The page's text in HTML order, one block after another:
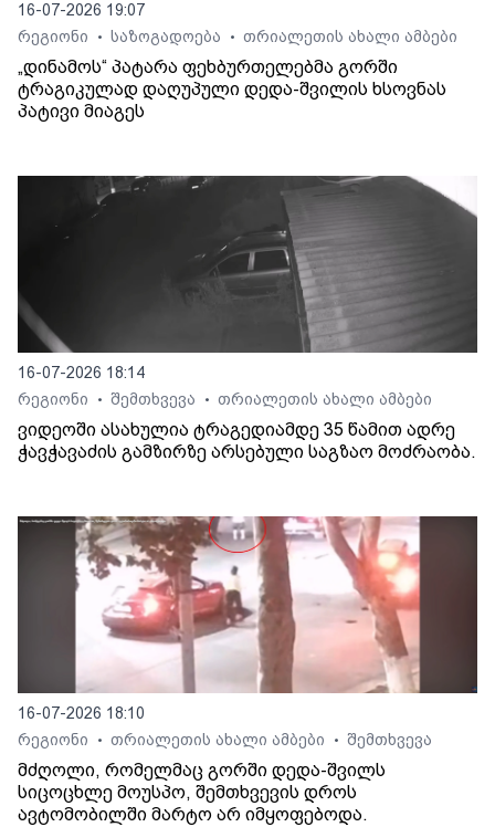
16-07-2026 19:07
რეგიონი
• საზოგადოება • თრიალეთის ახალი ამბები
„დინამოს“ პატარა ფეხბურთელებმა გორში
ტრაგიკულად დაღუპული დედა-შვილის ხსოვნას
პატივი მიაგეს
16-07-2026 18:14
რეგიონი
• შემთხვევა • თრიალეთის ახალი ამბები
ვიდეოში ასახულია ტრაგედიამდე 35 წამით ადრე
ჭავჭავაძის გამზირზე არსებული საგზაო მოძრაობა.
16-07-2026 18:10
რეგიონი
• თრიალეთის ახალი ამბები • შემთხვევა
მძღოლი, რომელმაც გორში დედა-შვილს
სიცოცხლე მოუსპო, შემთხვევის დროს
ავტომობილში მარტო არ იმყოფებოდა.